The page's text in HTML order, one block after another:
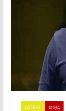
LATEST ରାଜ୍ୟ